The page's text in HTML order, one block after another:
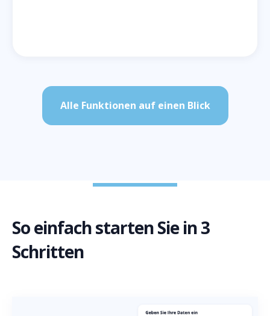
Alle Funktionen auf einen Blick
So einfach starten Sie in 3
Schritten